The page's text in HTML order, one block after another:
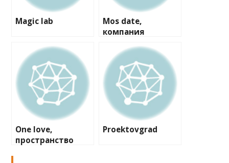
Magic lab
Mos date,
компания
One love,
пространство
Proektovgrad